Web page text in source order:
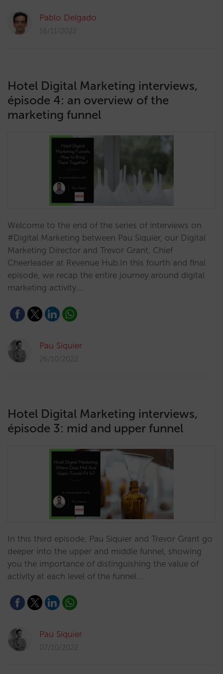
Pablo Delgado
16/11/2022
Hotel Digital Marketing interviews,
épisode 4: an overview of the
marketing funnel
Welcome to the end of the series of interviews on
#Digital Marketing between Pau Siquier, our Digital
Marketing Director and Trevor Grant, Chief
Cheerleader at Revenue Hub.In this fourth and final
episode, we recap the entire journey around digital
marketing activity.…
Pau Siquier
26/10/2022
Hotel Digital Marketing interviews,
épisode 3: mid and upper funnel
In this third episode, Pau Siquier and Trevor Grant go
deeper into the upper and middle funnel, showing
you the importance of distinguishing the value of
activity at each level of the funnel.…
Pau Siquier
07/10/2022